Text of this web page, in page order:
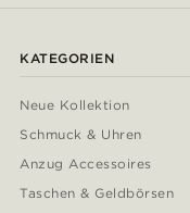
KATEGORIEN
Neue Kollektion
Schmuck & Uhren
Anzug Accessoires
Taschen & Geldbörsen